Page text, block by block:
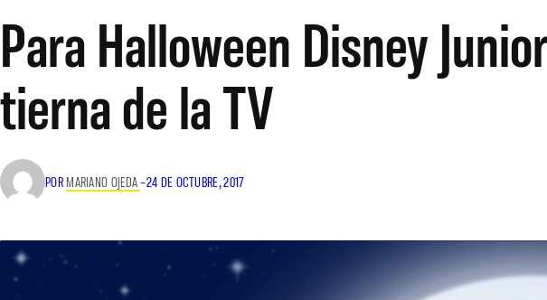
Para Halloween Disney
tierna de la TV
POR MARIANO OJEDA–24 DE OCTUBRE, 2017